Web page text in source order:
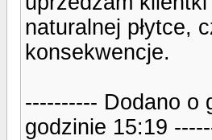
naturalnej płytce,
konsekwencje.
---------- Dodano o
godzinie 15:19